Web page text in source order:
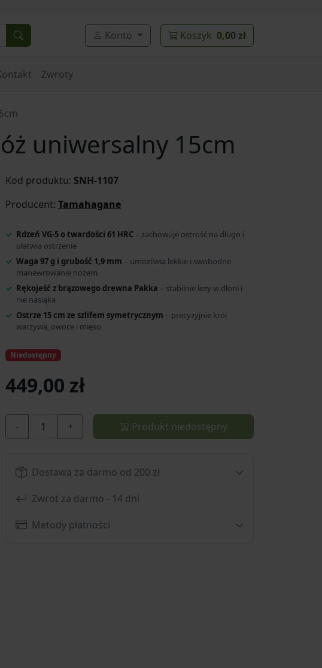
Konto Koszyk 0,00 zł
Zwroty
uniwersalny 15cm
Kod produktu: SNH-1107
Producent: Tamahagane
Rdzeń VG-5 o twardości 61 HRC – zachowuje ostrość na długo i
ułatwia ostrzenie
Waga 97 g i grubość 1,9 mm – umożliwia lekkie i swobodne
manewrowanie nożem
Rękojeść z brązowego drewna Pakka – stabilnie leży w dłoni i
nie nasiąka
Ostrze 15 cm ze szlifem symetrycznym – precyzyjnie kroi
warzywa, owoce i mięso
Niedostępny
449,00 zł
- + Produkt niedostępny
Dostawa za darmo od 200 zł
Zwrot za darmo - 14 dni
Metody płatności